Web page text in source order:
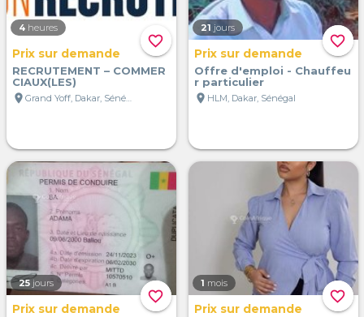
favorite_border
4 heures
Prix sur demande
RECRUTEMENT – COMMER
CIAUX(LES)
location_on
Grand Yoff, Dakar, Sénégal
favorite_border
21 jours
Prix sur demande
Offre d'emploi - Chauffeu
r particulier
location_on HLM, Dakar, Sénégal
favorite_border
25 jours
Prix sur demande
favorite_border
1 mois
Prix sur demande